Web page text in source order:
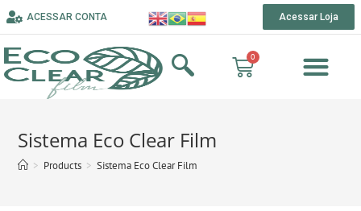
ACESSAR CONTA Acessar Loja
Sistema Eco Clear Film
> Products > Sistema Eco Clear Film